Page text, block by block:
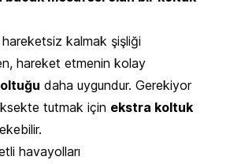
hareketsiz kalmak şişliği
hareket etmenin kolay
daha uygundur. Gerekiyor
tutmak için ekstra koltuk
havayolları